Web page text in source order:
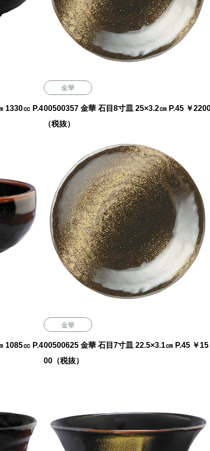
1330㏄ P.4
金華
00500357 金華 石目8寸皿 25×3.2㎝ P.45 ￥
（税抜）
金華
00500625 金華 石目7寸皿 22.5×3.1㎝ P.45 ￥15
00（税抜）